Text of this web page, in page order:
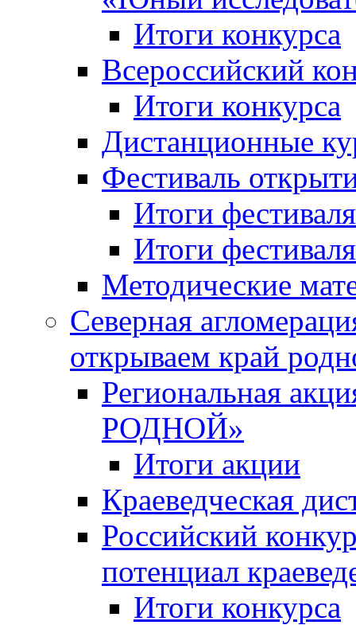
Итоги конкурса
Всероссийский
Итоги конкурса
Дистанционные
Фестиваль
Итоги
Итоги
Методические
Северная
открываем край
Региональная
РОДНОЙ»
Итоги акции
Краеведческая
Российский
потенциал
Итоги конкурса